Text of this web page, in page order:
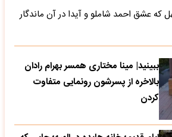
که عشق احمد شاملو و آیدا در آن ماندگار
ببینید| مینا مختاری همسر بهرام رادان
بالاخره از پسرشون رونمایی متفاوت
کردن